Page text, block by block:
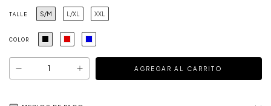
TALLE S/M L/XL XXL
COLOR